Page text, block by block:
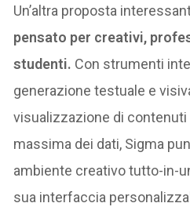
Un’altra proposta
pensato per creativi,
studenti. Con strumenti
generazione testuale e
visualizzazione di
massima dei dati, Sigma
ambiente creativo tutto-in-
sua interfaccia